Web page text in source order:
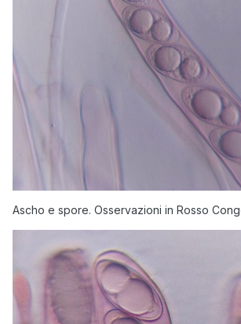
Ascho e spore. Osservazioni in Rosso